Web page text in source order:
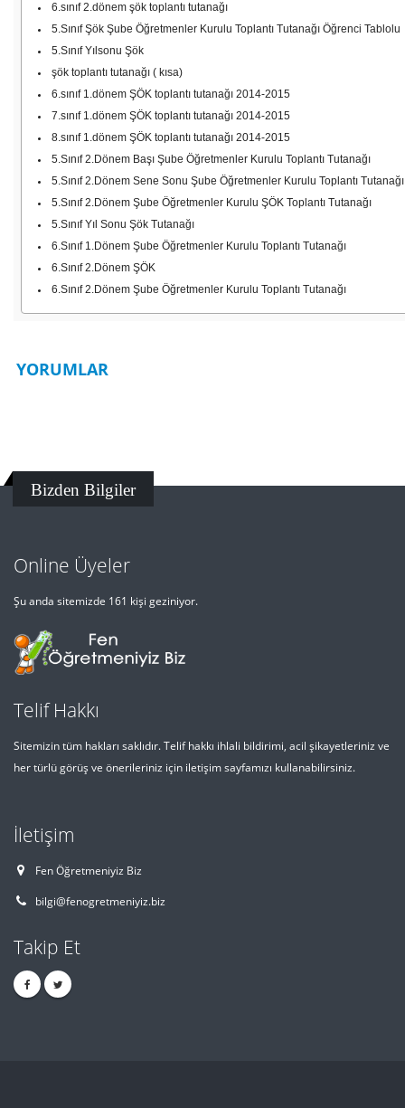
6.sınıf 2.dönem şök toplantı tutanağı
5.Sınıf Şök Şube Öğretmenler Kurulu Toplantı Tutanağı Öğrenci Tablolu
5.Sınıf Yılsonu Şök
şök toplantı tutanağı ( kısa)
6.sınıf 1.dönem ŞÖK toplantı tutanağı 2014-2015
7.sınıf 1.dönem ŞÖK toplantı tutanağı 2014-2015
8.sınıf 1.dönem ŞÖK toplantı tutanağı 2014-2015
5.Sınıf 2.Dönem Başı Şube Öğretmenler Kurulu Toplantı Tutanağı
5.Sınıf 2.Dönem Sene Sonu Şube Öğretmenler Kurulu Toplantı Tutanağı
5.Sınıf 2.Dönem Şube Öğretmenler Kurulu ŞÖK Toplantı Tutanağı
5.Sınıf Yıl Sonu Şök Tutanağı
6.Sınıf 1.Dönem Şube Öğretmenler Kurulu Toplantı Tutanağı
6.Sınıf 2.Dönem ŞÖK
6.Sınıf 2.Dönem Şube Öğretmenler Kurulu Toplantı Tutanağı
YORUMLAR
Bizden Bilgiler
Online Üyeler
Şu anda sitemizde 161 kişi geziniyor.
Telif Hakkı
Sitemizin tüm hakları saklıdır. Telif hakkı ihlali bildirimi, acil şikayetleriniz ve
her türlü görüş ve önerileriniz için iletişim sayfamızı kullanabilirsiniz.
İletişim
Fen Öğretmeniyiz Biz
bilgi@fenogretmeniyiz.biz
Takip Et